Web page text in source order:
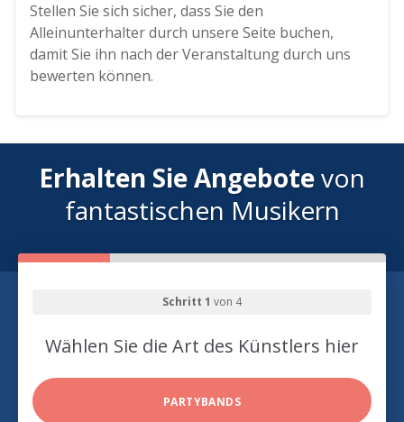
Stellen Sie sich sicher, dass Sie den
Alleinunterhalter durch unsere Seite buchen,
damit Sie ihn nach der Veranstaltung durch uns
bewerten können.
Erhalten Sie Angebotevon
fantastischen Musikern
Schritt 1 von 4
Wählen Sie die Art des Künstlers hier
PARTYBANDS